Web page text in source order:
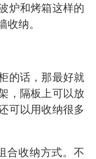
炉和烤箱这样的
纳。
的话，那最好就
，隔板上可以放
可以用收纳很多
合收纳方式。不